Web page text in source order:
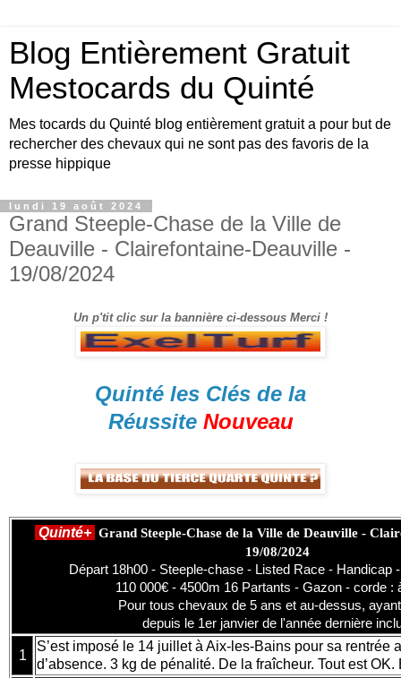
Blog Entièrement Gratuit
Mestocards du Quinté
Mes tocards du Quinté blog entièrement gratuit a pour but de
rechercher des chevaux qui ne sont pas des favoris de la
presse hippique
lundi 19 août 2024
Grand Steeple-Chase de la Ville de
Deauville - Clairefontaine-Deauville -
19/08/2024
Un p'tit clic sur la bannière ci-dessous Merci !
Quinté les Clés de la
Réussite Nouveau
Quinté+ Grand Steeple-Chase de la Ville de Deauville -
19/08/2024
Départ 18h00 - Steeple-chase - Listed Race -
110 000€ - 4500m 16 Partants - Gazon - corde :
Pour tous chevaux de 5 ans et au-dessus,
depuis le 1er janvier de l'année dernière
1
S’est imposé le 14 juillet à Aix-les-Bains pour sa rentrée
d’absence. 3 kg de pénalité. De la fraîcheur. Tout est OK.